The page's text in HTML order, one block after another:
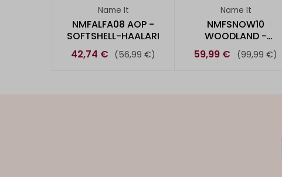
Name It
NMFALFA08 AOP -
SOFTSHELL-HAALARI
42,74 € (56,99 €)
Name It
NMFSNOW10
WOODLAND -
TOPPAHAALARI
59,99 € (99,99 €)